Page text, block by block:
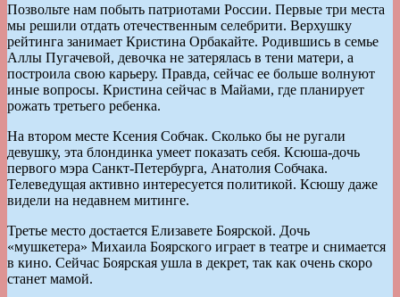
Позвольте нам побыть патриотами России. Первые три места
мы решили отдать отечественным селебрити. Верхушку
рейтинга занимает Кристина Орбакайте. Родившись в семье
Аллы Пугачевой, девочка не затерялась в тени матери, а
построила свою карьеру. Правда, сейчас ее больше волнуют
иные вопросы. Кристина сейчас в Майами, где планирует
рожать третьего ребенка.
На втором месте Ксения Собчак. Сколько бы не ругали
девушку, эта блондинка умеет показать себя. Ксюша-дочь
первого мэра Санкт-Петербурга, Анатолия Собчака.
Телеведущая активно интересуется политикой. Ксюшу даже
видели на недавнем митинге.
Третье место достается Елизавете Боярской. Дочь
«мушкетера» Михаила Боярского играет в театре и снимается
в кино. Сейчас Боярская ушла в декрет, так как очень скоро
станет мамой.